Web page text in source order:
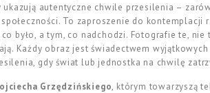
autentyczne chwile przesilenia –
To zaproszenie do kontemplacji
było, a tym, co nadchodzi. Fotografie te,
Każdy obraz jest świadectwem
gdy świat lub jednostka na chwilę
Grzędzińskiego, którym towarzyszą